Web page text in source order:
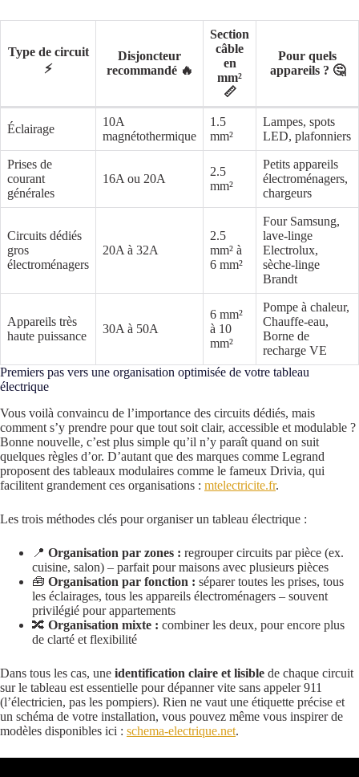
Type de circuit
⚡
Disjoncteur
recommandé 🔥
Section
câble
en
mm²
📏
Pour quels
appareils ? 🤔
Éclairage
10A
magnétothermique
1.5
mm²
Lampes, spots
LED, plafonniers
Prises de
courant
générales
16A ou 20A
2.5
mm²
Petits appareils
électroménagers,
chargeurs
Circuits dédiés
gros
électroménagers
20A à 32A
2.5
mm² à
6 mm²
Four Samsung,
lave-linge
Electrolux,
sèche-linge
Brandt
Appareils très
haute puissance
30A à 50A
6 mm²
à 10
mm²
Pompe à chaleur,
Chauffe-eau,
Borne de
recharge VE
Premiers pas vers une organisation optimisée de votre tableau
électrique
Vous voilà convaincu de l’importance des circuits dédiés, mais
comment s’y prendre pour que tout soit clair, accessible et modulable ?
Bonne nouvelle, c’est plus simple qu’il n’y paraît quand on suit
quelques règles d’or. D’autant que des marques comme Legrand
proposent des tableaux modulaires comme le fameux Drivia, qui
facilitent grandement ces organisations : mtelectricite.fr.
Les trois méthodes clés pour organiser un tableau électrique :
📍 Organisation par zones : regrouper circuits par pièce (ex.
cuisine, salon) – parfait pour maisons avec plusieurs pièces
🧰 Organisation par fonction : séparer toutes les prises, tous
les éclairages, tous les appareils électroménagers – souvent
privilégié pour appartements
🔀 Organisation mixte : combiner les deux, pour encore plus
de clarté et flexibilité
Dans tous les cas, une identification claire et lisible de chaque circuit
sur le tableau est essentielle pour dépanner vite sans appeler 911
(l’électricien, pas les pompiers). Rien ne vaut une étiquette précise et
un schéma de votre installation, vous pouvez même vous inspirer de
modèles disponibles ici : schema-electrique.net.